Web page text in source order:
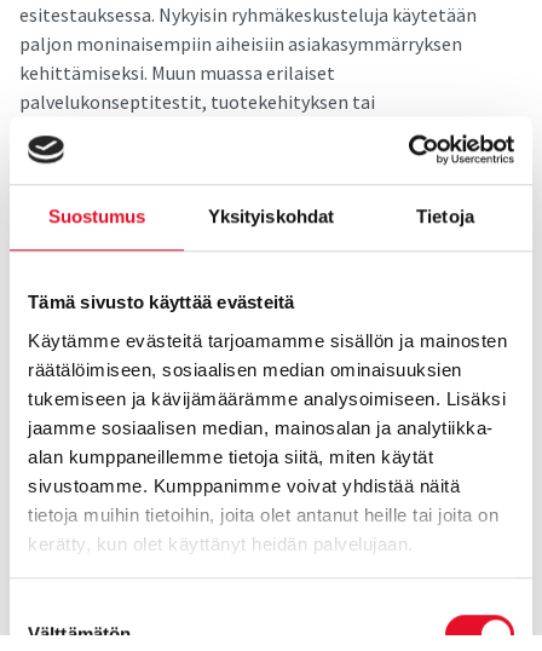
Suostumus Yksityiskohdat Tietoja
Tämä sivusto käyttää evästeitä
Käytämme evästeitä tarjoamamme sisällön ja mainosten
räätälöimiseen, sosiaalisen median ominaisuuksien
tukemiseen ja kävijämäärämme analysoimiseen. Lisäksi
jaamme sosiaalisen median, mainosalan ja analytiikka-
alan kumppaneillemme tietoja siitä, miten käytät
sivustoamme. Kumppanimme voivat yhdistää näitä
tietoja muihin tietoihin, joita olet antanut heille tai joita on
kerätty, kun olet käyttänyt heidän palvelujaan.
valinta
Välttämätön
esitestauksessa. Nykyisin ryhmäkeskusteluja käytetään
paljon moninaisempiin aiheisiin asiakasymmärryksen
kehittämiseksi. Muun muassa erilaiset
palvelukonseptitestit, tuotekehityksen tai
markkinointiviestinnän tukeminen sekä brändin
kehittämiseen tähtäävät ryhmäkeskustelut ovat tavallisia,
kuten myös kehitysideoiden hakeminen asiakkailta esim. ns.
crowdsourcingina. Samoin videonauhat ovat vaihtuneet live-
striimaukseksi tai datatallenteiksi.
Kari Roose, CMO
kari.roose@taloustutkimus.fi